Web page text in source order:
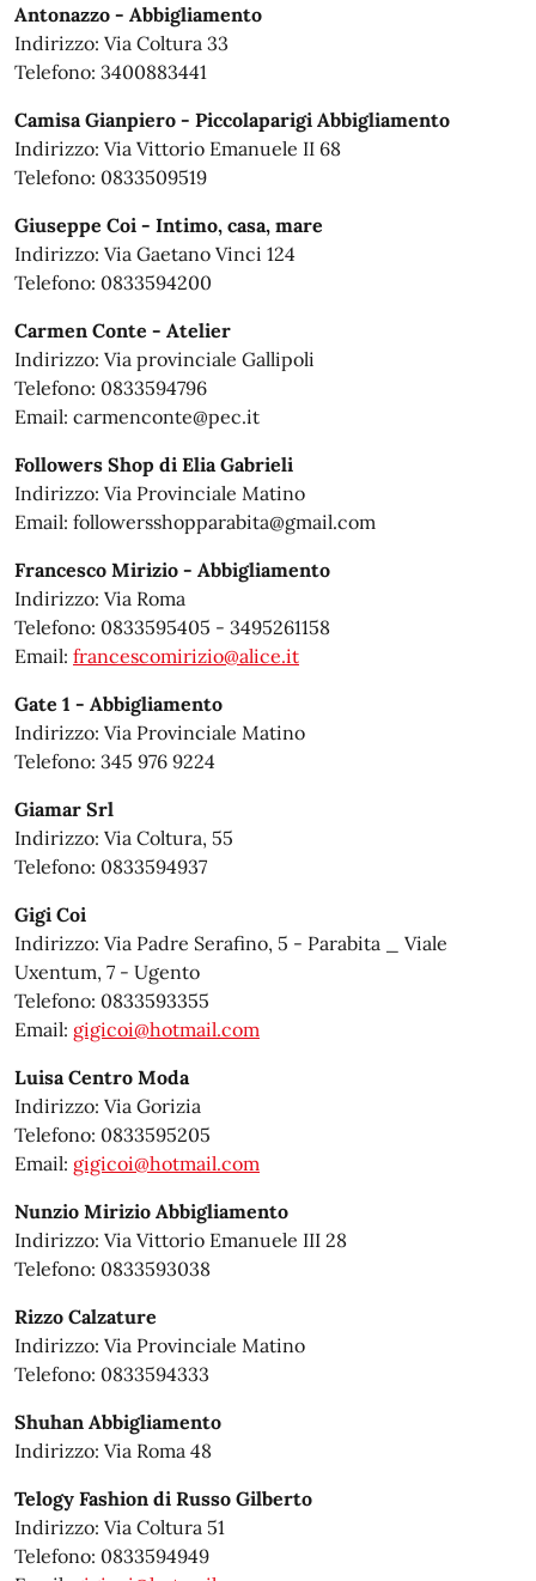
Antonazzo - Abbigliamento
Indirizzo: Via Coltura 33
Telefono: 3400883441
Camisa Gianpiero - Piccolaparigi Abbigliamento
Indirizzo: Via Vittorio Emanuele II 68
Telefono: 0833509519
Giuseppe Coi - Intimo, casa, mare
Indirizzo: Via Gaetano Vinci 124
Telefono: 0833594200
Carmen Conte - Atelier
Indirizzo: Via provinciale Gallipoli
Telefono: 0833594796
Email: carmenconte@pec.it
Followers Shop di Elia Gabrieli
Indirizzo: Via Provinciale Matino
Email: followersshopparabita@gmail.com
Francesco Mirizio - Abbigliamento
Indirizzo: Via Roma
Telefono: 0833595405 - 3495261158
Email: francescomirizio@alice.it
Gate 1 - Abbigliamento
Indirizzo: Via Provinciale Matino
Telefono: 345 976 9224
Giamar Srl
Indirizzo: Via Coltura, 55
Telefono: 0833594937
Gigi Coi
Indirizzo: Via Padre Serafino, 5 - Parabita _ Viale
Uxentum, 7 - Ugento
Telefono: 0833593355
Email: gigicoi@hotmail.com
Luisa Centro Moda
Indirizzo: Via Gorizia
Telefono: 0833595205
Email: gigicoi@hotmail.com
Nunzio Mirizio Abbigliamento
Indirizzo: Via Vittorio Emanuele III 28
Telefono: 0833593038
Rizzo Calzature
Indirizzo: Via Provinciale Matino
Telefono: 0833594333
Shuhan Abbigliamento
Indirizzo: Via Roma 48
Telogy Fashion di Russo Gilberto
Indirizzo: Via Coltura 51
Telefono: 0833594949